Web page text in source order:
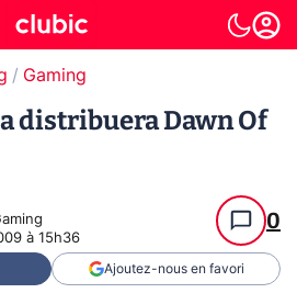
Gaming
distribuera Dawn Of
à 15h36
0
Ajoutez-nous en favori